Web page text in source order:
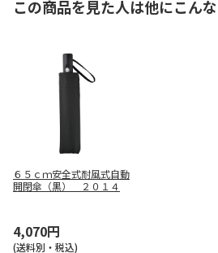
この商品を見た人は他にこん
６５ｃｍ安全式耐風式自動
開閉傘（黒） ２０１４
4,070円
(送料別・税込)